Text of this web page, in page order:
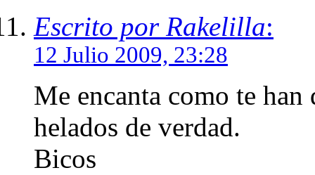
Escrito por Rakelilla:
12 Julio 2009, 23:28
Me encanta como te han
helados de verdad.
Bicos